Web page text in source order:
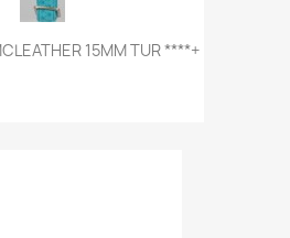
15MM TUR ****+